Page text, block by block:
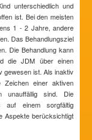
unterschiedlich und
ist. Bei den meisten
1 - 2 Jahre, andere
Das Behandlungsziel
Die Behandlung kann
die JDM über einen
gewesen ist. Als inaktiv
einer aktiven
unauffällig sind. Die
auf einem sorgfältig
Aspekte berücksichtigt